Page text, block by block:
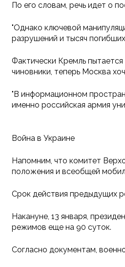
По его словам, речь идет о
"Однако ключевой
разрушений и тысяч
Фактически Кремль
чиновники, теперь Москва
"В информационном
именно российская армия
Война в Украине
Напомним, что комитет
положения и всеобщей
Срок действия предыдущих
Накануне, 13 января,
режимов еще на 90 суток.
Согласно документам,